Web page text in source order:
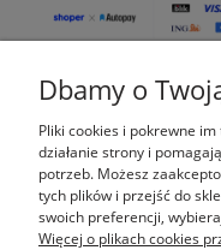
Dbamy o
Pliki cookies i pokrewne
działanie strony i
potrzeb. Możesz
tych plików i przejść do
swoich preferencji,
Więcej o plikach cookies